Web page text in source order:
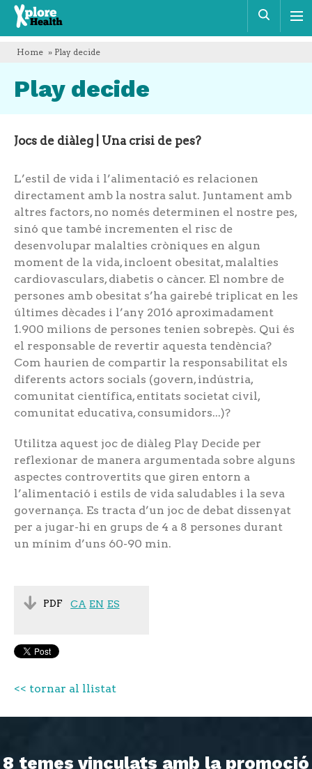
Xplore
Health
Home » Play decide
Play decide
Jocs de diàleg | Una crisi de pes?
L’estil de vida i l’alimentació es relacionen
directament amb la nostra salut. Juntament amb
altres factors, no només determinen el nostre pes,
sinó que també incrementen el risc de
desenvolupar malalties cròniques en algun
moment de la vida, incloent obesitat, malalties
cardiovasculars, diabetis o càncer. El nombre de
persones amb obesitat s’ha gairebé triplicat en les
últimes dècades i l’any 2016 aproximadament
1.900 milions de persones tenien sobrepès. Qui és
el responsable de revertir aquesta tendència?
Com haurien de compartir la responsabilitat els
diferents actors socials (govern, indústria,
comunitat científica, entitats societat civil,
comunitat educativa, consumidors...)?
Utilitza aquest joc de diàleg Play Decide per
reflexionar de manera argumentada sobre alguns
aspectes controvertits que giren entorn a
l’alimentació i estils de vida saludables i la seva
governança. Es tracta d’un joc de debat dissenyat
per a jugar-hi en grups de 4 a 8 persones durant
un mínim d’uns 60-90 min.
PDF CA EN ES
<< tornar al llistat
8 temes vinculats amb la promoció